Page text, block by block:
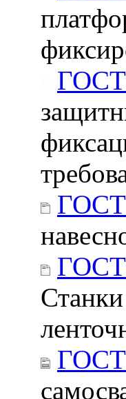
ГОСТ
ГОСТ
ГОСТ
ГОСТ